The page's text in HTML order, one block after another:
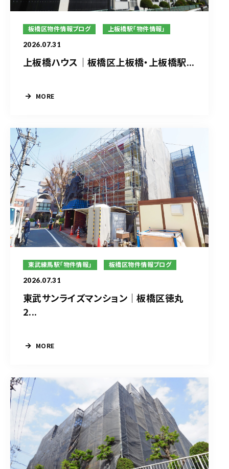
板橋区物件情報ブログ 上板橋駅「物件情報」
2026.07.31
上板橋ハウス｜板橋区上板橋・上板橋駅...
MORE
東武練馬駅「物件情報」 板橋区物件情報ブログ
2026.07.31
東武サンライズマンション｜板橋区徳丸
2...
MORE